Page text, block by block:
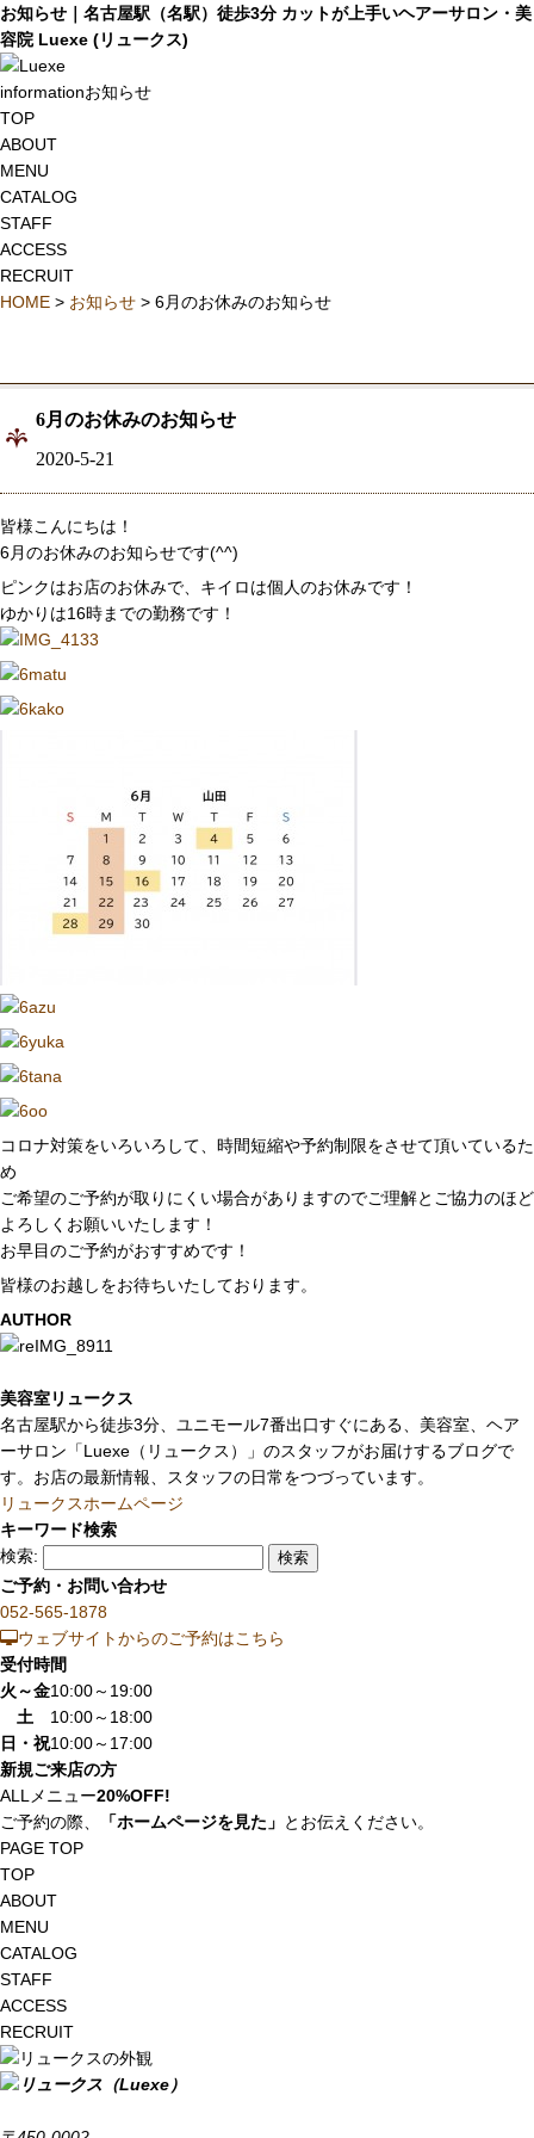
お知らせ｜名古屋駅（名駅）徒歩3分 カットが上手いヘアーサロン・美
容院 Luexe (リュークス)
informationお知らせ
TOP
ABOUT
MENU
CATALOG
STAFF
ACCESS
RECRUIT
HOME > お知らせ > 6月のお休みのお知らせ
6月のお休みのお知らせ
2020-5-21
皆様こんにちは！
6月のお休みのお知らせです(^^)
ピンクはお店のお休みで、キイロは個人のお休みです！
ゆかりは16時までの勤務です！
コロナ対策をいろいろして、時間短縮や予約制限をさせて頂いているた
め
ご希望のご予約が取りにくい場合がありますのでご理解とご協力のほど
よろしくお願いいたします！
お早目のご予約がおすすめです！
皆様のお越しをお待ちいたしております。
AUTHOR
美容室リュークス
名古屋駅から徒歩3分、ユニモール7番出口すぐにある、美容室、ヘア
ーサロン「Luexe（リュークス）」のスタッフがお届けするブログで
す。お店の最新情報、スタッフの日常をつづっています。
リュークスホームページ
キーワード検索
検索:
ご予約・お問い合わせ
052-565-1878
ウェブサイトからのご予約はこちら
受付時間
火～金10:00～19:00
土
10:00～18:00
日・祝10:00～17:00
新規ご来店の方
ALLメニュー20%OFF!
ご予約の際、
「ホームページを見た」 とお伝えください。
PAGE TOP
TOP
ABOUT
MENU
CATALOG
STAFF
ACCESS
RECRUIT